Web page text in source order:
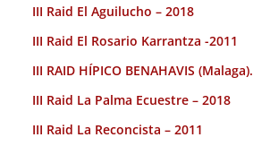
III Raid El Aguilucho – 2018
III Raid El Rosario Karrantza -2011
III RAID HÍPICO BENAHAVIS (Malaga).
III Raid La Palma Ecuestre – 2018
III Raid La Reconcista – 2011